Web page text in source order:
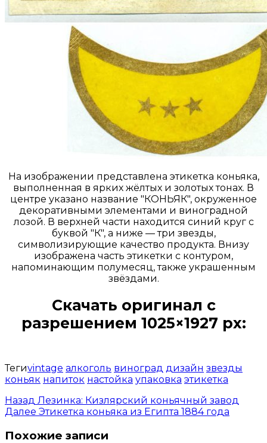
На изображении представлена этикетка коньяка,
выполненная в ярких жёлтых и золотых тонах. В
центре указано название "КОНЬЯК", окруженное
декоративными элементами и виноградной
лозой. В верхней части находится синий круг с
буквой "К", а ниже — три звезды,
символизирующие качество продукта. Внизу
изображена часть этикетки с контуром,
напоминающим полумесяц, также украшенным
звёздами.
Скачать оригинал с
разрешением 1025×1927 px:
Тегиvintage алкоголь виноград дизайн звезды
коньяк напиток настойка упаковка этикетка
Назад Лезинка: Кизлярский коньячный завод
Далее Этикетка коньяка из Египта 1884 года
Похожие записи